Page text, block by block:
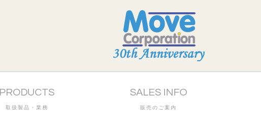
PRODUCTS
取扱製品・業務
SALES INFO
販売のご案内